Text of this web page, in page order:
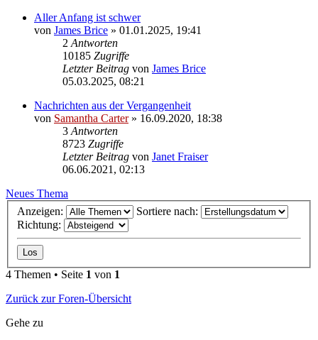
Aller Anfang ist schwer
von James Brice » 01.01.2025, 19:41
2 Antworten
10185 Zugriffe
Letzter Beitrag von James Brice
05.03.2025, 08:21
Nachrichten aus der Vergangenheit
von Samantha Carter» 16.09.2020, 18:38
3 Antworten
8723 Zugriffe
Letzter Beitrag von Janet Fraiser
06.06.2021, 02:13
Neues Thema
Anzeigen:
Sortiere nach:
Richtung:
4 Themen • Seite 1 von 1
Zurück zur Foren-Übersicht
Gehe zu